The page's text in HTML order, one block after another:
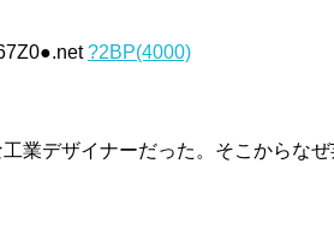
?2BP(4000)
業デザイナーだった。そこからなぜ